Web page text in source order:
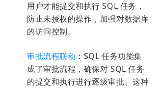
用户才能提交和执行 SQL 任务，
防止未授权的操作，加强对数据库
的访问控制。
审批流程联动 ：SQL 任务功能集
成了审批流程，确保对 SQL 任务
的提交和执行进行逐级审批。这种